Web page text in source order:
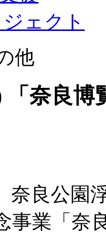
ェクト
他
「奈良
奈良公園
事業「奈